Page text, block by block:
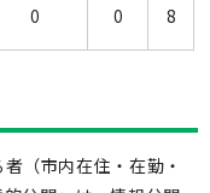
0 0 8
（市内在住・在勤・